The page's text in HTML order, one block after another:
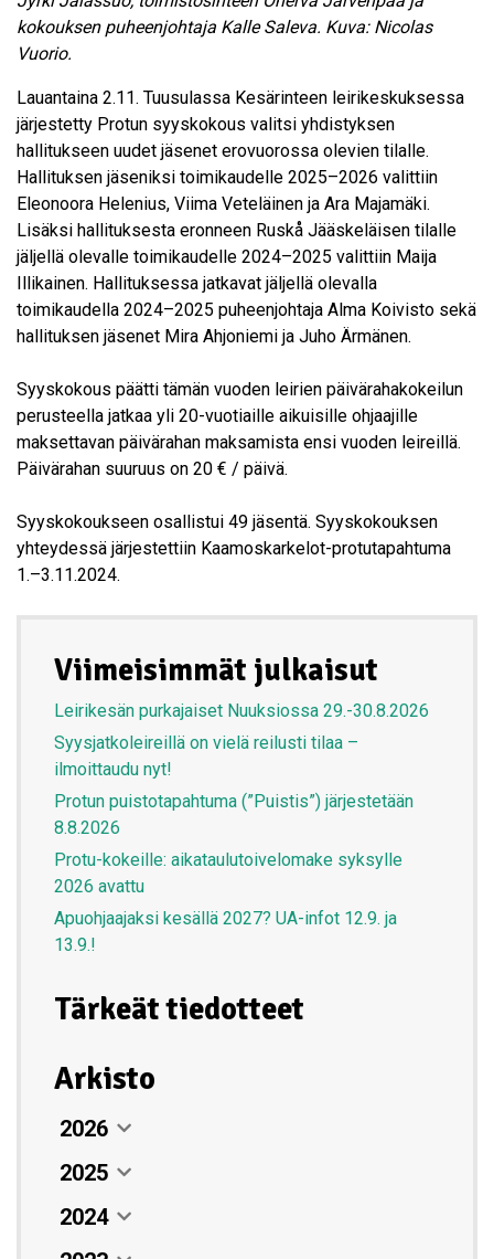
kokouksen puheenjohtaja Kalle Saleva. Kuva: Nicolas
Vuorio.
Lauantaina 2.11. Tuusulassa Kesärinteen leirikeskuksessa
järjestetty Protun syyskokous valitsi yhdistyksen
hallitukseen uudet jäsenet erovuorossa olevien tilalle.
Hallituksen jäseniksi toimikaudelle 2025–2026 valittiin
Eleonoora Helenius, Viima Veteläinen ja Ara Majamäki.
Lisäksi hallituksesta eronneen Ruskå Jääskeläisen tilalle
jäljellä olevalle toimikaudelle 2024–2025 valittiin Maija
Illikainen. Hallituksessa jatkavat jäljellä olevalla
toimikaudella 2024–2025 puheenjohtaja Alma Koivisto sekä
hallituksen jäsenet Mira Ahjoniemi ja Juho Ärmänen.
Syyskokous päätti tämän vuoden leirien päivärahakokeilun
perusteella jatkaa yli 20-vuotiaille aikuisille ohjaajille
maksettavan päivärahan maksamista ensi vuoden leireillä.
Päivärahan suuruus on 20 € / päivä.
Syyskokoukseen osallistui 49 jäsentä. Syyskokouksen
yhteydessä järjestettiin Kaamoskarkelot-protutapahtuma
1.–3.11.2024.
Viimeisimmät julkaisut
Leirikesän purkajaiset Nuuksiossa 29.-30.8.2026
Syysjatkoleireillä on vielä reilusti tilaa –
ilmoittaudu nyt!
Protun puistotapahtuma (”Puistis”) järjestetään
8.8.2026
Protu-kokeille: aikataulutoivelomake syksylle
2026 avattu
Apuohjaajaksi kesällä 2027? UA-infot 12.9. ja
13.9.!
Tärkeät tiedotteet
Arkisto
2026
Elokuu
07. elokuun 2026
Heinäkuu
26. heinäkuun 2026
2025
Joulukuu
12. joulukuun 2025
2024